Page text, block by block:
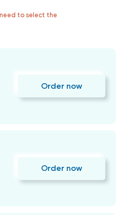
need to select the
Order now
Order now